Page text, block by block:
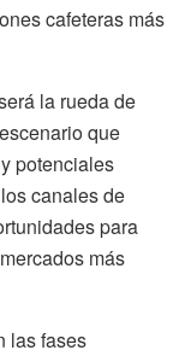
cafeteras más
la rueda de
que
potenciales
canales de
para
más
las fases